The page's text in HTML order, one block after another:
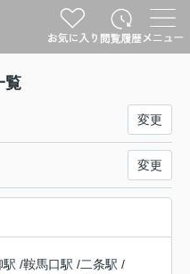
覧
変更
変更
駅 /鞍馬口駅 /二条駅 /